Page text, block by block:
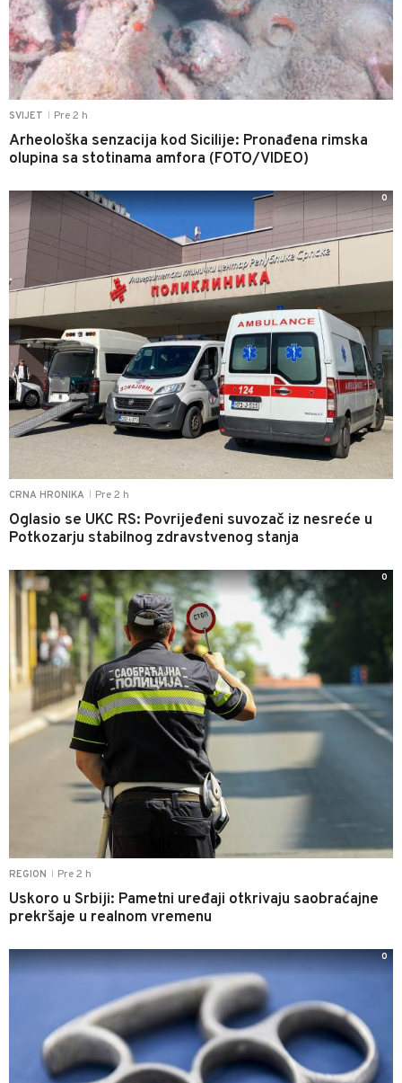
SVIJET Pre 2 h
Arheološka senzacija kod Sicilije: Pronađena rimska
olupina sa stotinama amfora (FOTO/VIDEO)
CRNA HRONIKA Pre 2 h
Oglasio se UKC RS: Povrijeđeni suvozač iz nesreće u
Potkozarju stabilnog zdravstvenog stanja
0
REGION Pre 2 h
Uskoro u Srbiji: Pametni uređaji otkrivaju saobraćajne
prekršaje u realnom vremenu
0
0